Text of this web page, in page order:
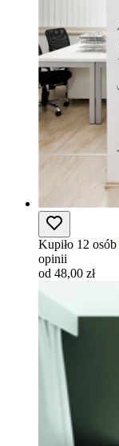
Kupiło 12 osób
opinii
od 48,00 zł